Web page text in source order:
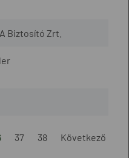
Biztosító Zrt.
37 38 Következő